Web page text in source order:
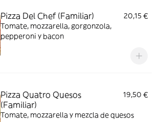
Pizza Del Chef (Familiar)
20,15 €
Tomate, mozzarella, gorgonzola,
pepperoni y bacon
Pizza Quatro Quesos
(Familiar)
19,50 €
Tomate, mozzarella y mezcla de quesos